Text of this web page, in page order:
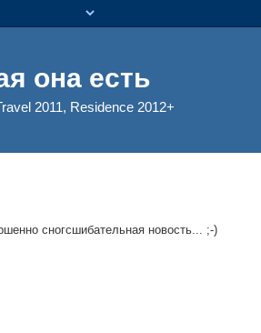
она есть
2011, Residence 2012+
сногсшибательная новость... ;-)